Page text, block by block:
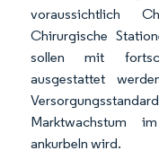
voraussichtlich
Chirurgische
sollen mit
ausgestattet
Marktwachstum
ankurbeln wird.